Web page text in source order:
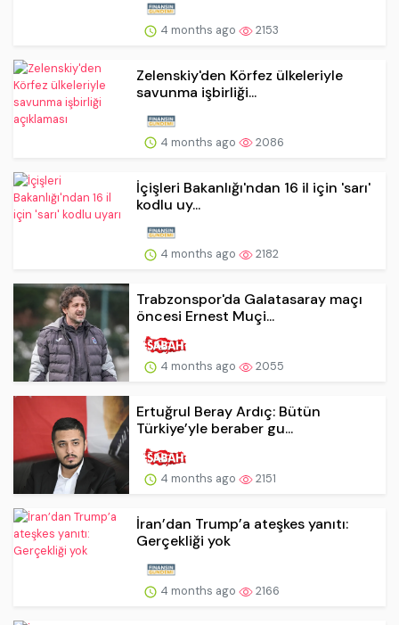
4 months ago 2153
Zelenskiy'den Körfez ülkeleriyle
savunma işbirliği...
4 months ago 2086
İçişleri Bakanlığı'ndan 16 il için 'sarı'
kodlu uy...
4 months ago 2182
Trabzonspor'da Galatasaray maçı
öncesi Ernest Muçi...
4 months ago 2055
Ertuğrul Beray Ardıç: Bütün
Türkiye’yle beraber gu...
4 months ago 2151
İran’dan Trump’a ateşkes yanıtı:
Gerçekliği yok
4 months ago 2166